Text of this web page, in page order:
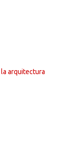
arquitectura